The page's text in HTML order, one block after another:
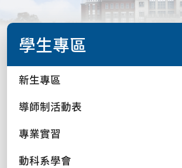
學生專區
新生專區
導師制活動表
專業實習
動科系學會